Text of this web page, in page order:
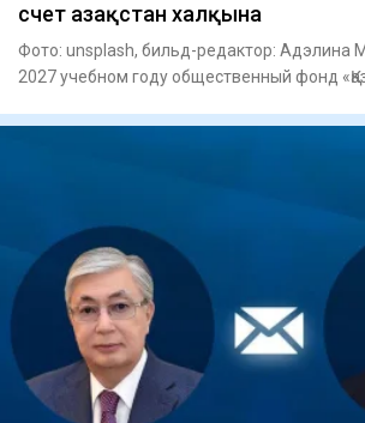
счет Қазақстан халқына
Фото: unsplash, бильд-редактор: Адэлина
2027 учебном году общественный фонд